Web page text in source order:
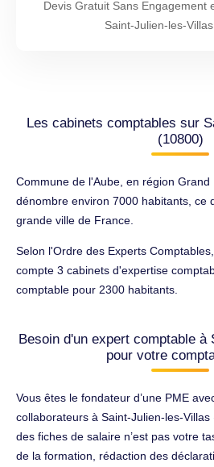
Devis Gratuit Sans Engagement
Saint-Julien-les-
Les cabinets comptables sur
(10800)
Commune de l'Aube, en région Grand
dénombre environ 7000 habitants, ce
grande ville de France.
Selon l'Ordre des Experts
compte 3 cabinets d'expertise
comptable pour 2300 habitants.
Besoin d'un expert comptable à
pour votre
Vous êtes le fondateur d’une PME
collaborateurs à Saint-Julien-les-
des fiches de salaire n’est pas votre
de la formation, rédaction des